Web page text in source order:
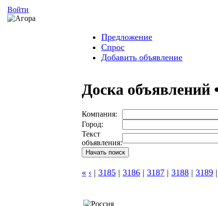
Войти
Предложение
Спрос
Добавить объявление
Доска объявлений
Компания:
Город:
Текст
объявления:
« ‹ | 3185 | 3186 | 3187 | 3188 | 3189